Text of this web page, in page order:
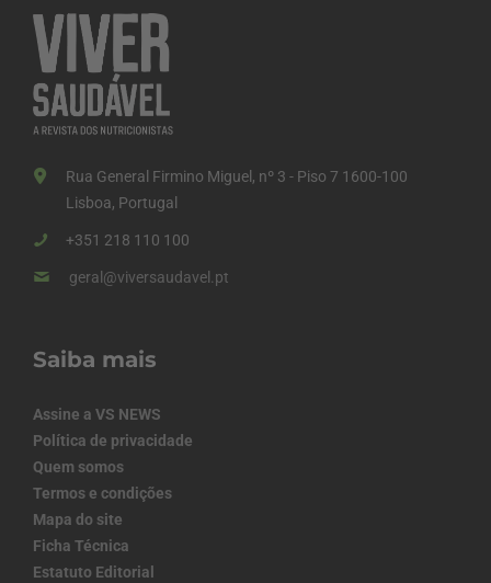
Rua General Firmino Miguel, nº 3 - Piso 7 1600-100
Lisboa, Portugal
+351 218 110 100
geral@viversaudavel.pt
Saiba mais
Assine a VS NEWS
Política de privacidade
Quem somos
Termos e condições
Mapa do site
Ficha Técnica
Estatuto Editorial